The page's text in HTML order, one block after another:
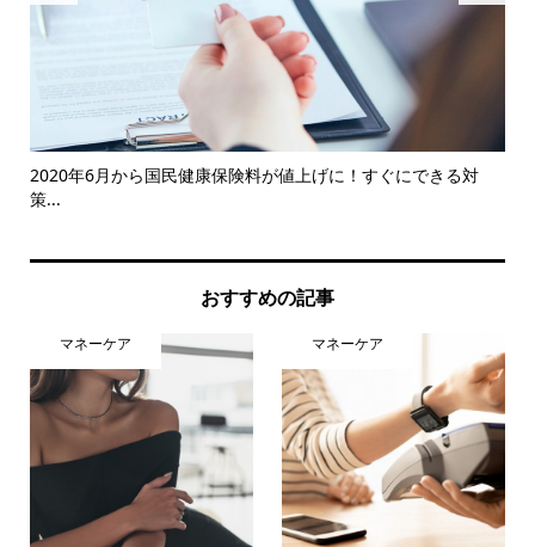
2020年6月から国民健康保険料が値上げに！すぐにできる対
策...
おすすめの記事
マネーケア マネーケア